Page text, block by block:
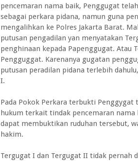
pencemaran nama baik, Penggugat
sebagai perkara pidana, namun guna
mengalihkan ke Polres Jakarta Barat.
putusan pengadilan yan menyatakan
penghinaan kepada Papenggugat. Atau
Pengguggat. Karenanya gugatan
putusan peradilan pidana terlebih
I.
Pada Pokok Perkara terbukti
hukum terkait tindak pencemaran
dapat membuktikan ruduhan tersebut,
hakim.
Tergugat I dan Tergugat II tidak pernah